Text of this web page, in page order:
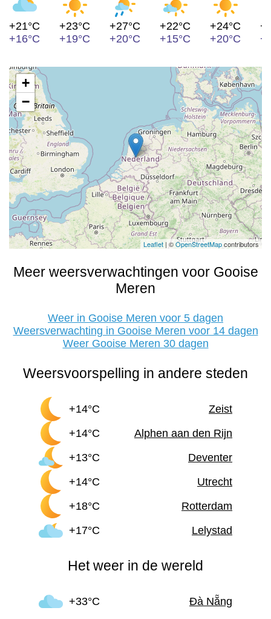
+21°C
+16°C
+23°C
+19°C
+27°C
+20°C
+22°C
+15°C
+24°C
+20°C
+
−
Leaflet | ©OpenStreetMapcontributors
Meer weersverwachtingen voor Gooise
Meren
Weer in Gooise Meren voor 5 dagen
Weersverwachting in Gooise Meren voor 14 dagen
Weer Gooise Meren 30 dagen
Weersvoorspelling in andere steden
+14°C
Zeist
+14°C
Alphen aan den Rijn
+13°C
Deventer
+14°C
Utrecht
+18°C
Rotterdam
+17°C
Lelystad
Het weer in de wereld
+33°C Đà Nẵng